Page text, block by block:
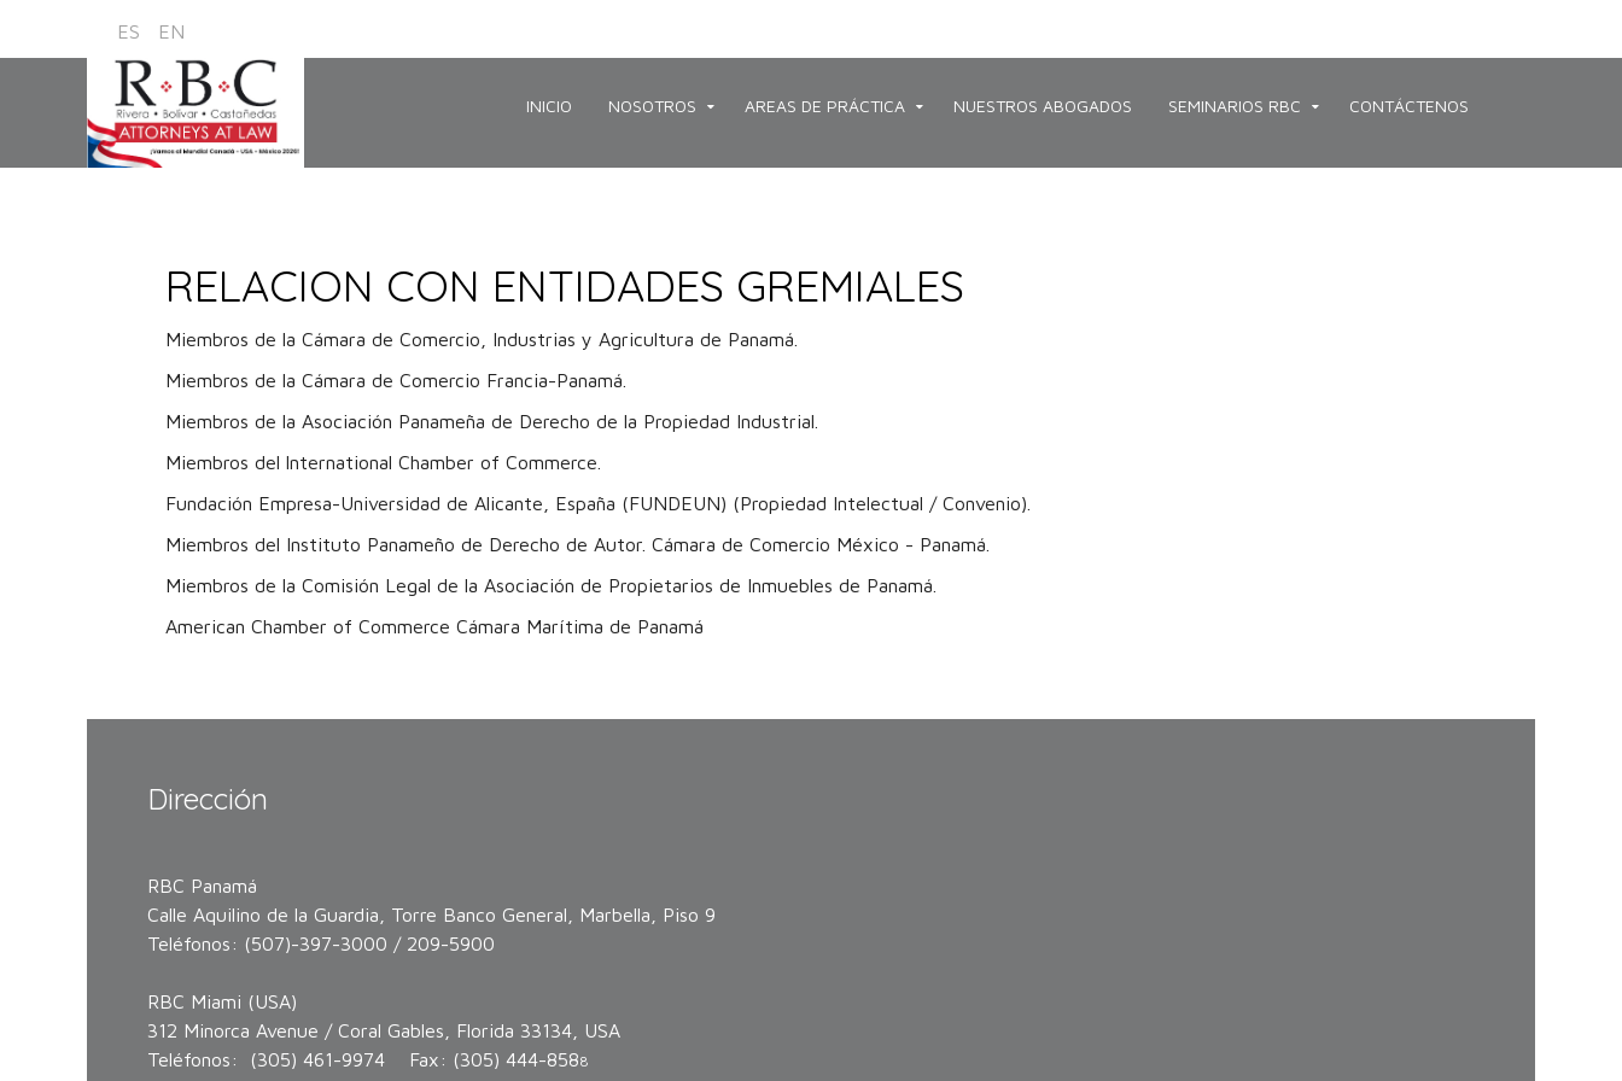
ES EN
INICIO NOSOTROS AREAS DE PRÁCTICA NUESTROS ABOGADOS SEMINARIOS RBC CONTÁCTENOS
RELACION CON ENTIDADES GREMIALES
Miembros de la Cámara de Comercio, Industrias y Agricultura de Panamá.
Miembros de la Cámara de Comercio Francia-Panamá.
Miembros de la Asociación Panameña de Derecho de la Propiedad Industrial.
Miembros del lnternational Chamber of Commerce.
Fundación Empresa-Universidad de Alicante, España (FUNDEUN) (Propiedad Intelectual / Convenio).
Miembros del Instituto Panameño de Derecho de Autor. Cámara de Comercio México - Panamá.
Miembros de la Comisión Legal de la Asociación de Propietarios de Inmuebles de Panamá.
American Chamber of Commerce Cámara Marítima de Panamá
Dirección
RBC Panamá
Calle Aquilino de la Guardia, Torre Banco General, Marbella, Piso 9
Teléfonos: (507)-397-3000 / 209-5900
RBC Miami (USA)
312 Minorca Avenue / Coral Gables, Florida 33134, USA
Teléfonos: (305) 461-9974 Fax: (305) 444-8588